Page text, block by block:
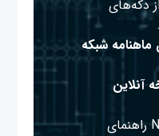
دکه‌های
شبکه
آنلاین
+Network راهنمای